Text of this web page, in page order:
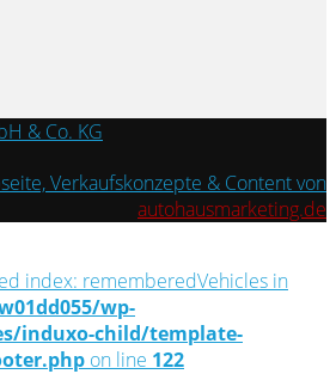
Verkaufskonzepte & Content von
autohausmarketing.de
index: rememberedVehicles in
wp-
induxo-child/template-
on line 122